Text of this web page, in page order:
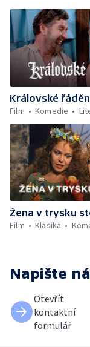
Královské
Film
Komedie
Žena v trysku
Film
Klasika
Napište
Otevřít
kontaktní
formulář